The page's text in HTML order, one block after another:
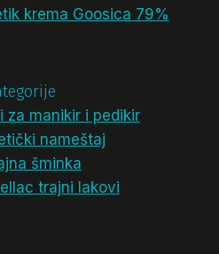
krema Goosica 79%
za manikir i pedikir
nameštaj
šminka
trajni lakovi